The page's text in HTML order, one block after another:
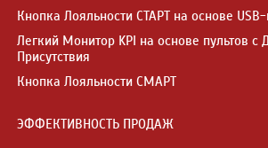
Кнопка Лояльности СТАРТ на основе USB-
Легкий Монитор KPI на основе пультов с
Присутствия
Кнопка Лояльности СМАРТ
ЭФФЕКТИВНОСТЬ ПРОДАЖ